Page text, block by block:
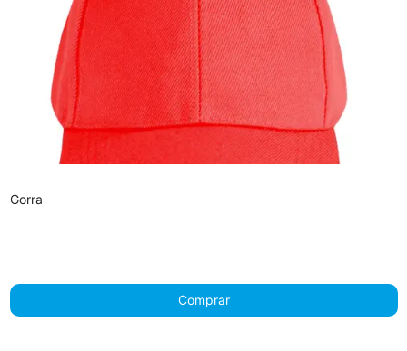
Gorra
Comprar